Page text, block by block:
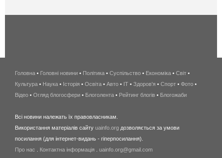
беспроводной
интернет
киев
wimax
в
Головна • Головні новини • Політика • Суспільство • Економіка • Світ •
Культура • Наука • Історія • Освіта • Авто • IT • Здоров'я • Спорт • Фото •
Відео • Огляд блогосфери • Блоголента • Рейтинг блогів • Блогожаби
Всі новини належать їх правовласникам.
Використання матеріалів сайту uainfo.org дозволяється за умови
посилання (для інтернет-видань - гіперпосилання).
Про нас
Контактна інформація uainfo.org@gmail.com